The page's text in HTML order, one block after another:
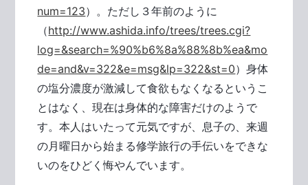
num=123）。ただし３年前のように
（http://www.ashida.info/trees/trees.cgi?
log=&search=%90%b6%8a%88%8b%ea&mo
de=and&v=322&e=msg&lp=322&st=0）身体
の塩分濃度が激減して食欲もなくなるというこ
とはなく、現在は身体的な障害だけのようで
す。本人はいたって元気ですが、息子の、来週
の月曜日から始まる修学旅行の手伝いをできな
いのをひどく悔やんでいます。